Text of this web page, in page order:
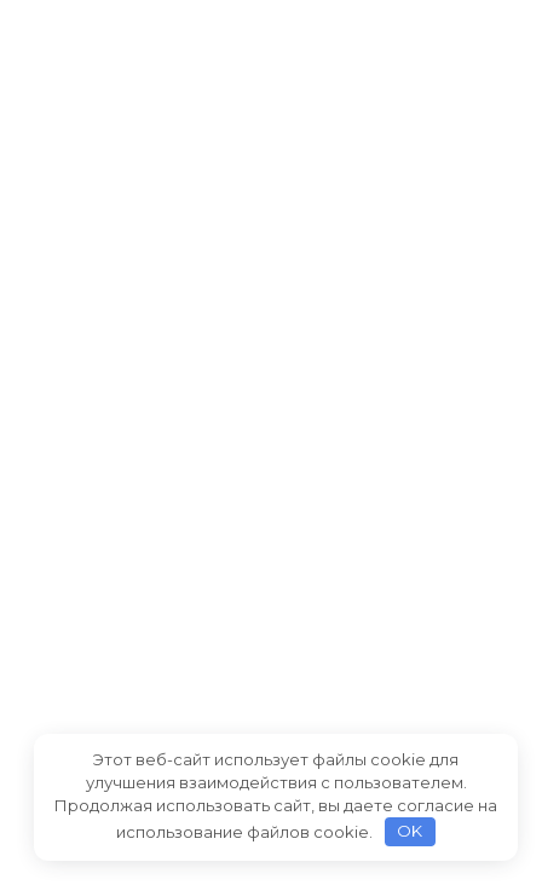
Этот веб-сайт использует файлы cookie для
улучшения взаимодействия с пользователем.
Продолжая использовать сайт, вы даете согласие на
использование файлов cookie.
OK